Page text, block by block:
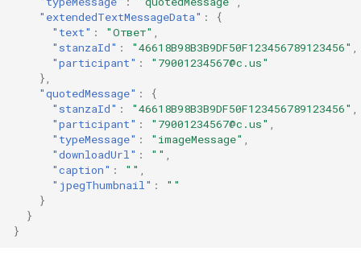
"extendedTextMessageData" :
{
"text" : "Ответ" ,
"stanzaId" : "46618B98B3B9DF50F123456789123456" ,
"participant" :
"79001234567@c.us"
},
"quotedMessage" :
{
"stanzaId" : "46618B98B3B9DF50F123456789123456" ,
"participant" : "79001234567@c.us" ,
"typeMessage" : "imageMessage" ,
"downloadUrl" : "" ,
"caption" : "" ,
"jpegThumbnail" :
""
}
}
}